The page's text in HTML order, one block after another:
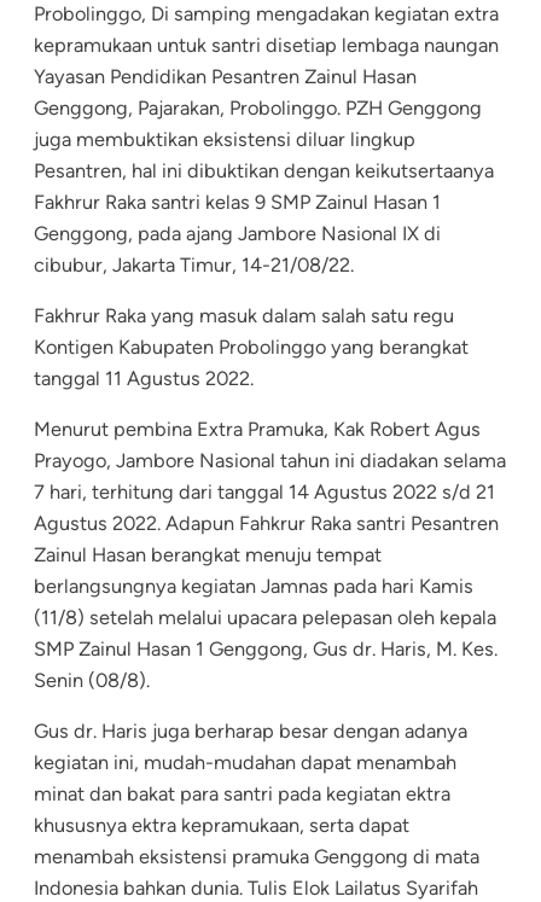
Probolinggo, Di samping mengadakan kegiatan extra
kepramukaan untuk santri disetiap lembaga naungan
Yayasan Pendidikan Pesantren Zainul Hasan
Genggong, Pajarakan, Probolinggo. PZH Genggong
juga membuktikan eksistensi diluar lingkup
Pesantren, hal ini dibuktikan dengan keikutsertaanya
Fakhrur Raka santri kelas 9 SMP Zainul Hasan 1
Genggong, pada ajang Jambore Nasional IX di
cibubur, Jakarta Timur, 14-21/08/22.
Fakhrur Raka yang masuk dalam salah satu regu
Kontigen Kabupaten Probolinggo yang berangkat
tanggal 11 Agustus 2022.
Menurut pembina Extra Pramuka, Kak Robert Agus
Prayogo, Jambore Nasional tahun ini diadakan selama
7 hari, terhitung dari tanggal 14 Agustus 2022 s/d 21
Agustus 2022. Adapun Fahkrur Raka santri Pesantren
Zainul Hasan berangkat menuju tempat
berlangsungnya kegiatan Jamnas pada hari Kamis
(11/8) setelah melalui upacara pelepasan oleh kepala
SMP Zainul Hasan 1 Genggong, Gus dr. Haris, M. Kes.
Senin (08/8).
Gus dr. Haris juga berharap besar dengan adanya
kegiatan ini, mudah-mudahan dapat menambah
minat dan bakat para santri pada kegiatan ektra
khususnya ektra kepramukaan, serta dapat
menambah eksistensi pramuka Genggong di mata
Indonesia bahkan dunia. Tulis Elok Lailatus Syarifah